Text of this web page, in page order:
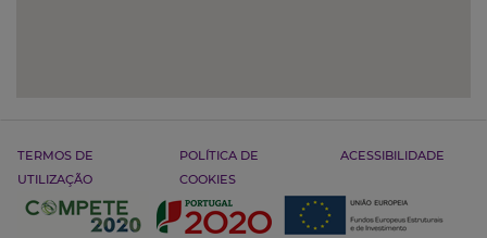
TERMOS DE
UTILIZAÇÃO
POLÍTICA DE
COOKIES
ACESSIBILIDADE